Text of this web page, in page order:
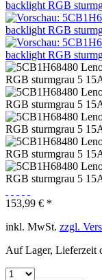
153,99 € *
inkl. MwSt. zzgl.
Auf Lager, Lieferzeit